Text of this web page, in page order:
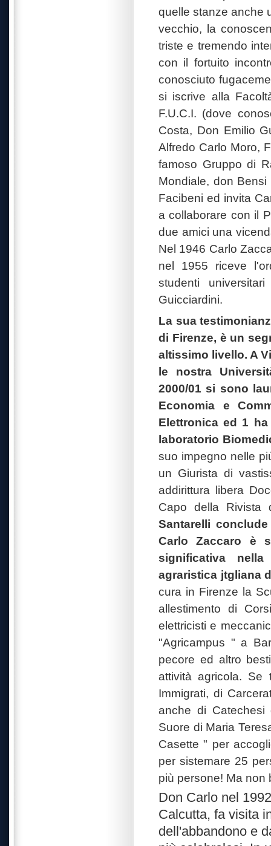
quelle stanze anche
vecchio, la
triste e tremendo
con il fortuito
conosciuto
si iscrive alla
F.U.C.I. (dove
Costa, Don Emilio
Alfredo Carlo Moro,
famoso Gruppo di
Mondiale, don
Facibeni ed invita
a collaborare con il
due amici una
Nel 1946 Carlo
nel 1955 riceve
studenti
Guicciardini.
La sua
di Firenze, è un
altissimo livello. A
le nostra
2000/01 si sono
Economia e
Elettronica ed 1
laboratorio
suo impegno nelle
un Giurista di
addirittura libera
Capo della
Santarelli
Carlo Zaccaro è
significativa
agraristica jtgliana
cura in Firenze la
allestimento di
elettricisti e
"Agricampus " a
pecore ed altro
attività agricola.
Immigrati, di
anche di
Suore di Maria
Casette " per
per sistemare 25
più persone! Ma non
Don Carlo nel
Calcutta, fa visita
dell'abbandono e